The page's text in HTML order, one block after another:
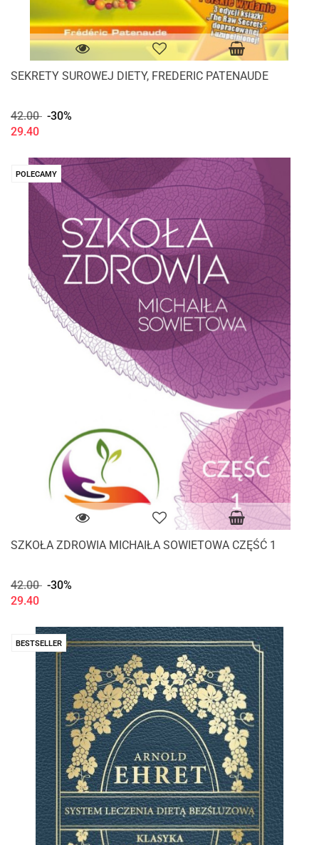
SEKRETY SUROWEJ DIETY, FREDERIC PATENAUDE
42.00 -30%
29.40
POLECAMY
SZKOŁA ZDROWIA MICHAIŁA SOWIETOWA CZĘŚĆ 1
42.00 -30%
29.40
BESTSELLER